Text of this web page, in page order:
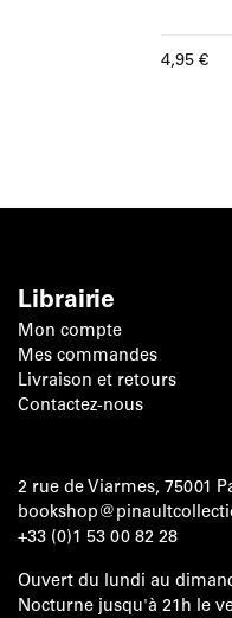
Prix
4,95 €
Librairie
Mon compte
Mes commandes
Livraison et retours
Contactez-nous
2 rue de Viarmes, 75001
+33 (0)1 53 00 82 28
Ouvert du lundi au
Nocturne jusqu'à 21h le